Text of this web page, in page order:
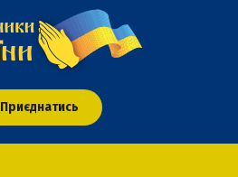
Приєднатись